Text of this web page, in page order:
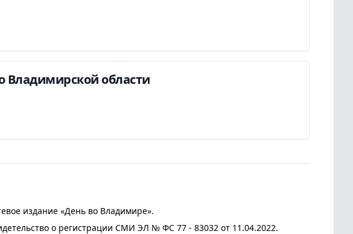
Владимирской области
издание «День во Владимире».
о регистрации СМИ ЭЛ № ФС 77 - 83032 от 11.04.2022.